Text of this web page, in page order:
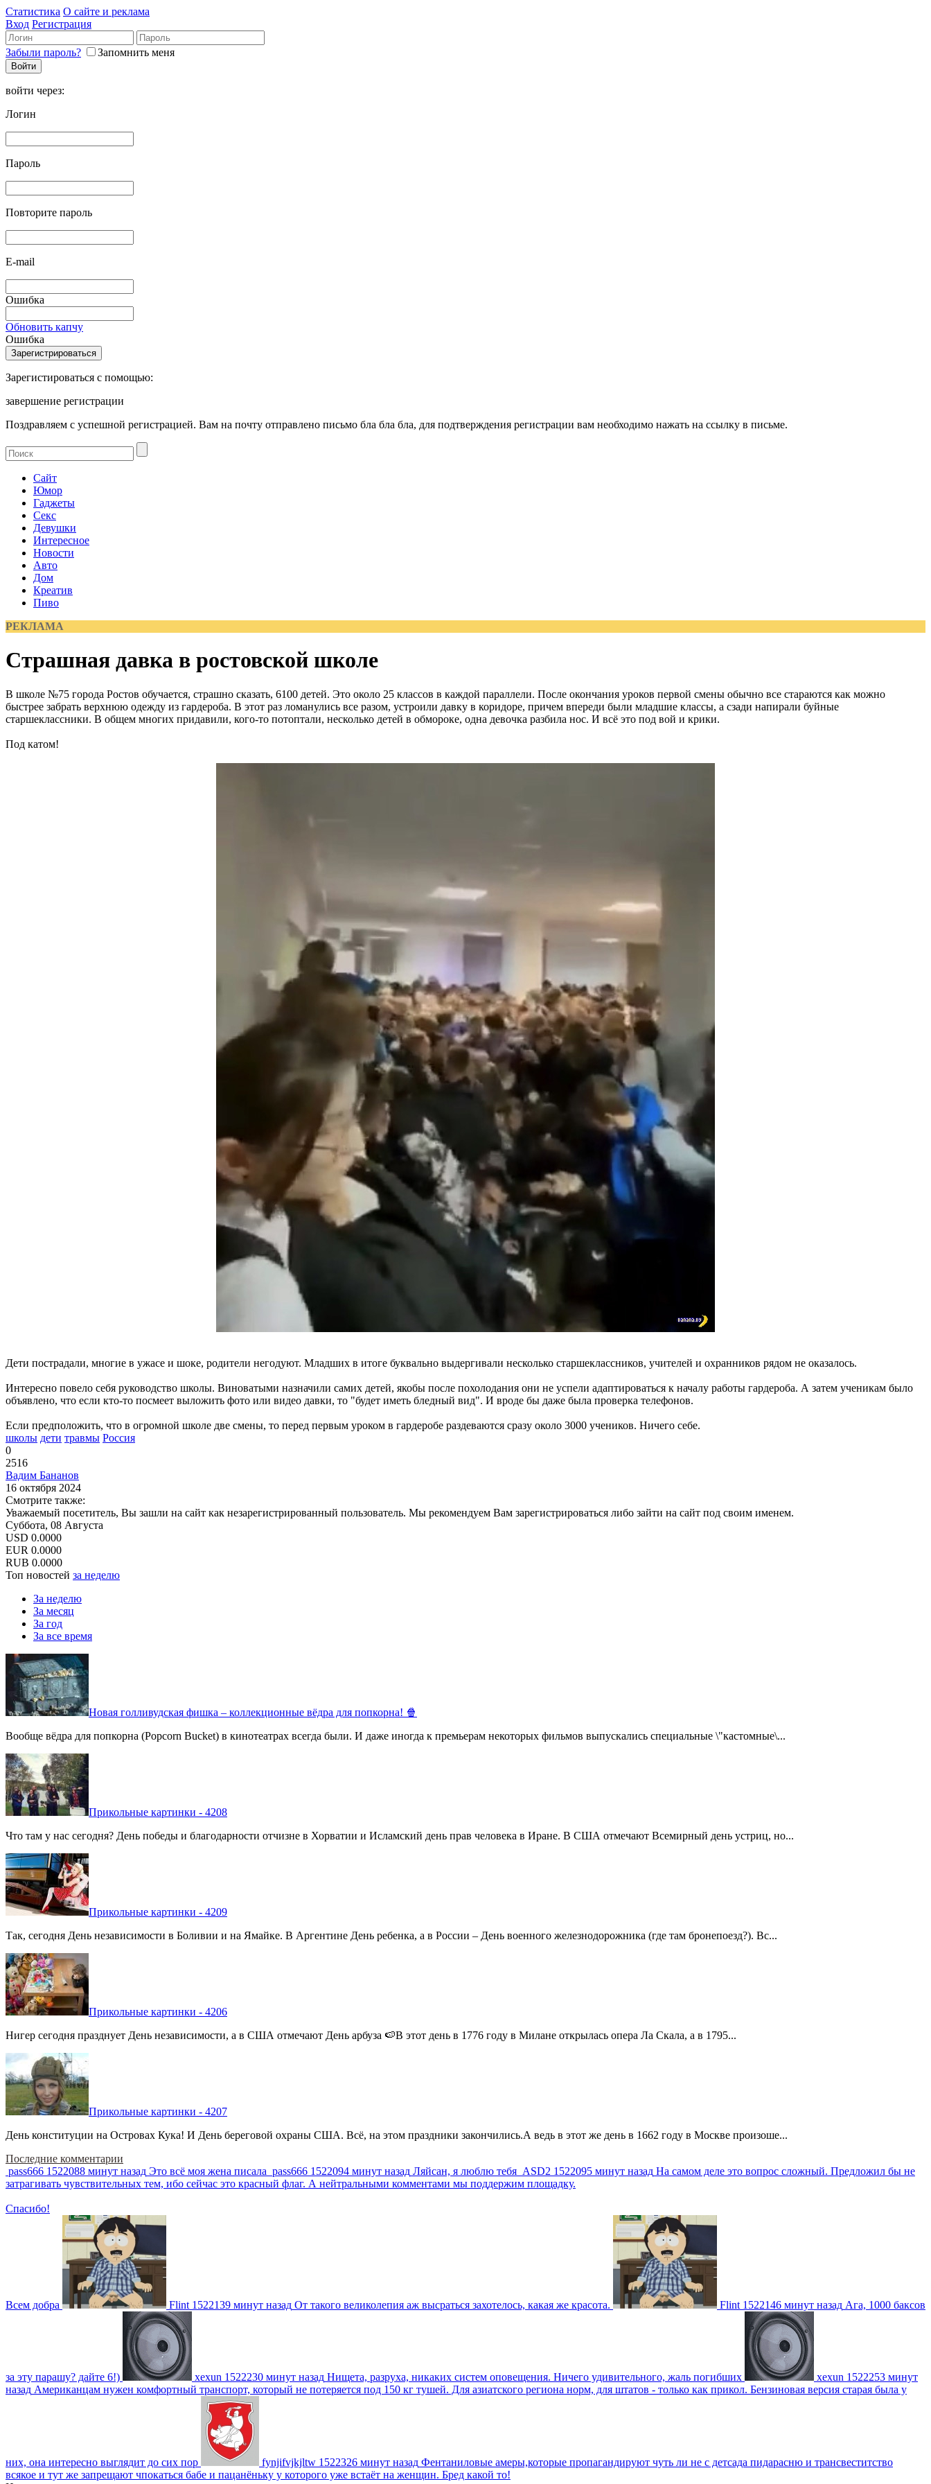
Статистика О сайте и реклама
Вход Регистрация
Забыли пароль? Запомнить меня
войти через:
Логин
Пароль
Повторите пароль
E-mail
Ошибка
Обновить капчу
Ошибка
Зарегистироваться с помощью:
завершение регистрации
Поздравляем с успешной регистрацией. Вам на почту отправлено письмо бла бла бла, для подтверждения регистрации вам необходимо нажать на ссылку в письме.
Сайт
Юмор
Гаджеты
Секс
Девушки
Интересное
Новости
Авто
Дом
Креатив
Пиво
РЕКЛАМА
Страшная давка в ростовской школе
В школе №75 города Ростов обучается, страшно сказать, 6100 детей. Это около 25 классов в каждой параллели. После окончания уроков первой смены обычно все стараются как можно
быстрее забрать верхнюю одежду из гардероба. В этот раз ломанулись все разом, устроили давку в коридоре, причем впереди были младшие классы, а сзади напирали буйные
старшеклассники. В общем многих придавили, кого-то потоптали, несколько детей в обмороке, одна девочка разбила нос. И всё это под вой и крики.
Под катом!
Дети пострадали, многие в ужасе и шоке, родители негодуют. Младших в итоге буквально выдергивали несколько старшеклассников, учителей и охранников рядом не оказалось.
Интересно повело себя руководство школы. Виноватыми назначили самих детей, якобы после похолодания они не успели адаптироваться к началу работы гардероба. А затем ученикам было
объявлено, что если кто-то посмеет выложить фото или видео давки, то "будет иметь бледный вид". И вроде бы даже была проверка телефонов.
Если предположить, что в огромной школе две смены, то перед первым уроком в гардеробе раздеваются сразу около 3000 учеников. Ничего себе.
школы дети травмы Россия
0
2516
Вадим Бананов
16 октября 2024
Смотрите также:
Уважаемый посетитель, Вы зашли на сайт как незарегистрированный пользователь. Мы рекомендуем Вам зарегистрироваться либо зайти на сайт под своим именем.
Суббота, 08 Августа
USD 0.0000
EUR 0.0000
RUB 0.0000
Топ новостей за неделю
За неделю
За месяц
За год
За все время
Новая голливудская фишка – коллекционные вёдра для попкорна! 🍿
Вообще вёдра для попкорна (Popcorn Bucket) в кинотеатрах всегда были. И даже иногда к премьерам некоторых фильмов выпускались специальные \"кастомные\...
Прикольные картинки - 4208
Что там у нас сегодня? День победы и благодарности отчизне в Хорватии и Исламский день прав человека в Иране. В США отмечают Всемирный день устриц, но...
Прикольные картинки - 4209
Так, сегодня День независимости в Боливии и на Ямайке. В Аргентине День ребенка, а в России – День военного железнодорожника (где там бронепоезд?). Вс...
Прикольные картинки - 4206
Нигер сегодня празднует День независимости, а в США отмечают День арбуза 🍉В этот день в 1776 году в Милане открылась опера Ла Скала, а в 1795...
Прикольные картинки - 4207
День конституции на Островах Кука! И День береговой охраны США. Всё, на этом праздники закончились.А ведь в этот же день в 1662 году в Москве произоше...
Последние комментарии
pass666 1522088 минут назад Это всё моя жена писала pass666 1522094 минут назад Ляйсан, я люблю тебя ASD2 1522095 минут назад На самом деле это вопрос сложный. Предложил бы не
затрагивать чувствительных тем, ибо сейчас это красный флаг. А нейтральными комментами мы поддержим площадку.
Спасибо!
Всем добра Flint 1522139 минут назад От такого великолепия аж высраться захотелось, какая же красота. Flint 1522146 минут назад Ага, 1000 баксов
за эту парашу? дайте 6!) xexun 1522230 минут назад Нищета, разруха, никаких систем оповещения. Ничего удивительного, жаль погибших xexun 1522253 минут
назад Американцам нужен комфортный транспорт, который не потеряется под 150 кг тушей. Для азиатского региона норм, для штатов - только как прикол. Бензиновая версия старая была у
них, она интересно выглядит до сих пор fynjifvjkjltw 1522326 минут назад Фентаниловые амеры,которые пропагандируют чуть ли не с детсада пидарасню и трансвеститство
всякое и тут же запрещают чпокаться бабе и пацанёньку у которого уже встаёт на женщин. Бред какой то!